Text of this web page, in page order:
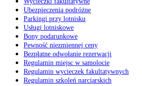
Ubezpieczenia podróżne
Parkingi przy lotnisku
Usługi lotniskowe
Bony podarunkowe
Pewność niezmiennej ceny
Bezpłatne odwołanie rezerwacji
Regulamin miejsc w samolocie
Regulamin wycieczek fakultatywnych
Regulamin szkoleń narciarskich